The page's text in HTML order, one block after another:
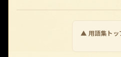
▲ 用語集トッ